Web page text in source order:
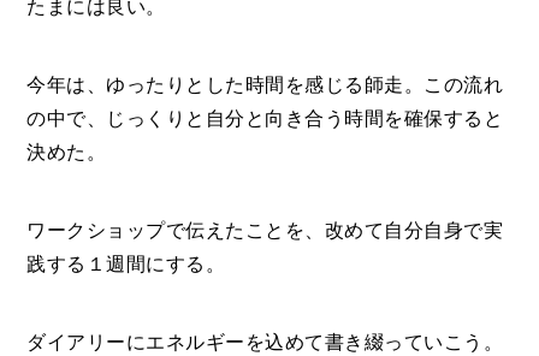
たまには良い。
今年は、ゆったりとした時間を感じる師走。この流れ
の中で、じっくりと自分と向き合う時間を確保すると
決めた。
ワークショップで伝えたことを、改めて自分自身で実
践する１週間にする。
ダイアリーにエネルギーを込めて書き綴っていこう。